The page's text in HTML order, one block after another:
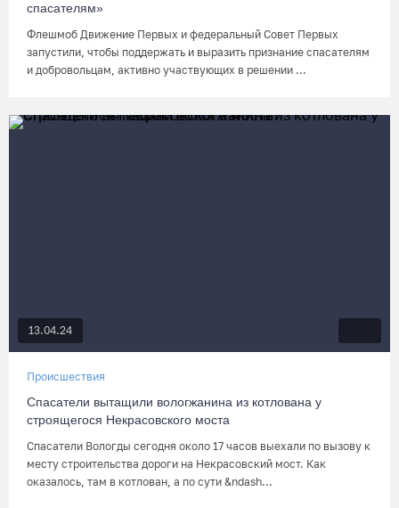
спасателям»
Флешмоб Движение Первых и федеральный Совет Первых
запустили, чтобы поддержать и выразить признание спасателям
и добровольцам, активно участвующих в решении ...
13.04.24
Происшествия
Спасатели вытащили вологжанина из котлована у
строящегося Некрасовского моста
Спасатели Вологды сегодня около 17 часов выехали по вызову к
месту строительства дороги на Некрасовский мост. Как
оказалось, там в котлован, а по сути &ndash...